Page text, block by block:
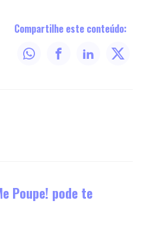
Compartilhe este conteúdo:
Poupe! pode te